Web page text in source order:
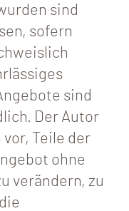
sind
sofern
sind
Der Autor
Teile der
ohne
verändern, zu